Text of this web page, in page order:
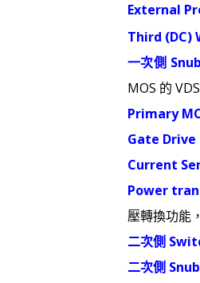
External
Third (DC)
一次側
MOS 的
Primary
Gate Drive
Current
Power
壓轉換功能
二次側
二次側